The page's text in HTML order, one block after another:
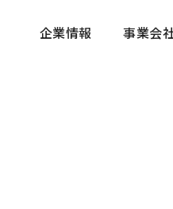
企業情報
事業会